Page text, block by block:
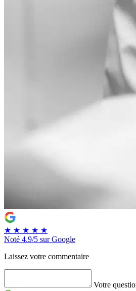
★ ★ ★ ★ ★
Noté 4.9/5 sur Google
Laissez votre commentaire
Votre